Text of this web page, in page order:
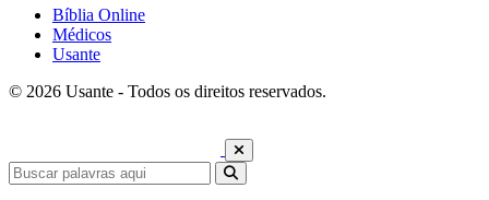
Bíblia Online
Médicos
Usante
© 2026 Usante - Todos os direitos reservados.